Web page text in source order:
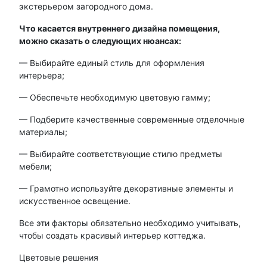
экстерьером загородного дома.
Что касается внутреннего дизайна помещения,
можно сказать о следующих нюансах:
— Выбирайте единый стиль для оформления
интерьера;
— Обеспечьте необходимую цветовую гамму;
— Подберите качественные современные отделочные
материалы;
— Выбирайте соответствующие стилю предметы
мебели;
— Грамотно используйте декоративные элементы и
искусственное освещение.
Все эти факторы обязательно необходимо учитывать,
чтобы создать красивый интерьер коттеджа.
Цветовые решения